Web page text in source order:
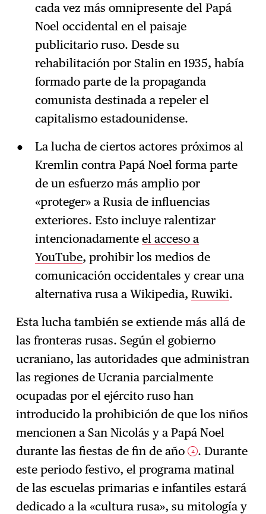
cada vez más omnipresente del Papá
Noel occidental en el paisaje
publicitario ruso. Desde su
rehabilitación por Stalin en 1935, había
formado parte de la propaganda
comunista destinada a repeler el
capitalismo estadounidense.
La lucha de ciertos actores próximos al
Kremlin contra Papá Noel forma parte
de un esfuerzo más amplio por
«proteger» a Rusia de influencias
exteriores. Esto incluye ralentizar
intencionadamente el acceso a
YouTube, prohibir los medios de
comunicación occidentales y crear una
alternativa rusa a Wikipedia, Ruwiki.
Esta lucha también se extiende más allá de
las fronteras rusas. Según el gobierno
ucraniano, las autoridades que administran
las regiones de Ucrania parcialmente
ocupadas por el ejército ruso han
introducido la prohibición de que los niños
mencionen a San Nicolás y a Papá Noel
durante las fiestas de fin de año 4 . Durante
este periodo festivo, el programa matinal
de las escuelas primarias e infantiles estará
dedicado a la «cultura rusa», su mitología y